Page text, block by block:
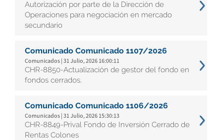
Autorización por parte de la Dirección de
Operaciones para negociación en mercado
secundario
Comunicado Comunicado 1107/2026
Comunicados | 31 Julio, 2026 16:00:11
CHR-8850-Actualización de gestor del fondo en
fondos cerrados.
Comunicado Comunicado 1106/2026
Comunicados | 31 Julio, 2026 15:30:13
CHR-8849-Prival Fondo de Inversión Cerrado de
Rentas Colones